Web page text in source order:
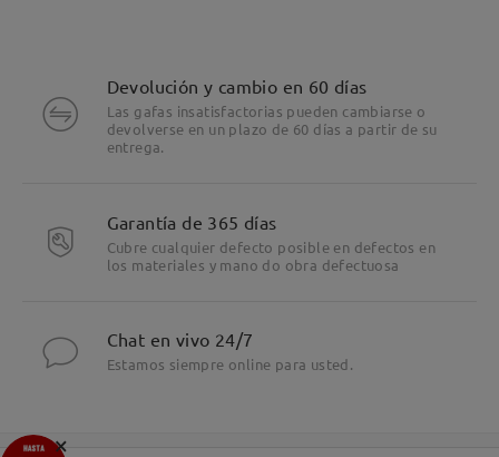
Devolución y cambio en 60 días
Las gafas insatisfactorias pueden cambiarse o
devolverse en un plazo de 60 días a partir de su
entrega.
Garantía de 365 días
Cubre cualquier defecto posible en defectos en
los materiales y mano do obra defectuosa
Chat en vivo 24/7
Estamos siempre online para usted.
×